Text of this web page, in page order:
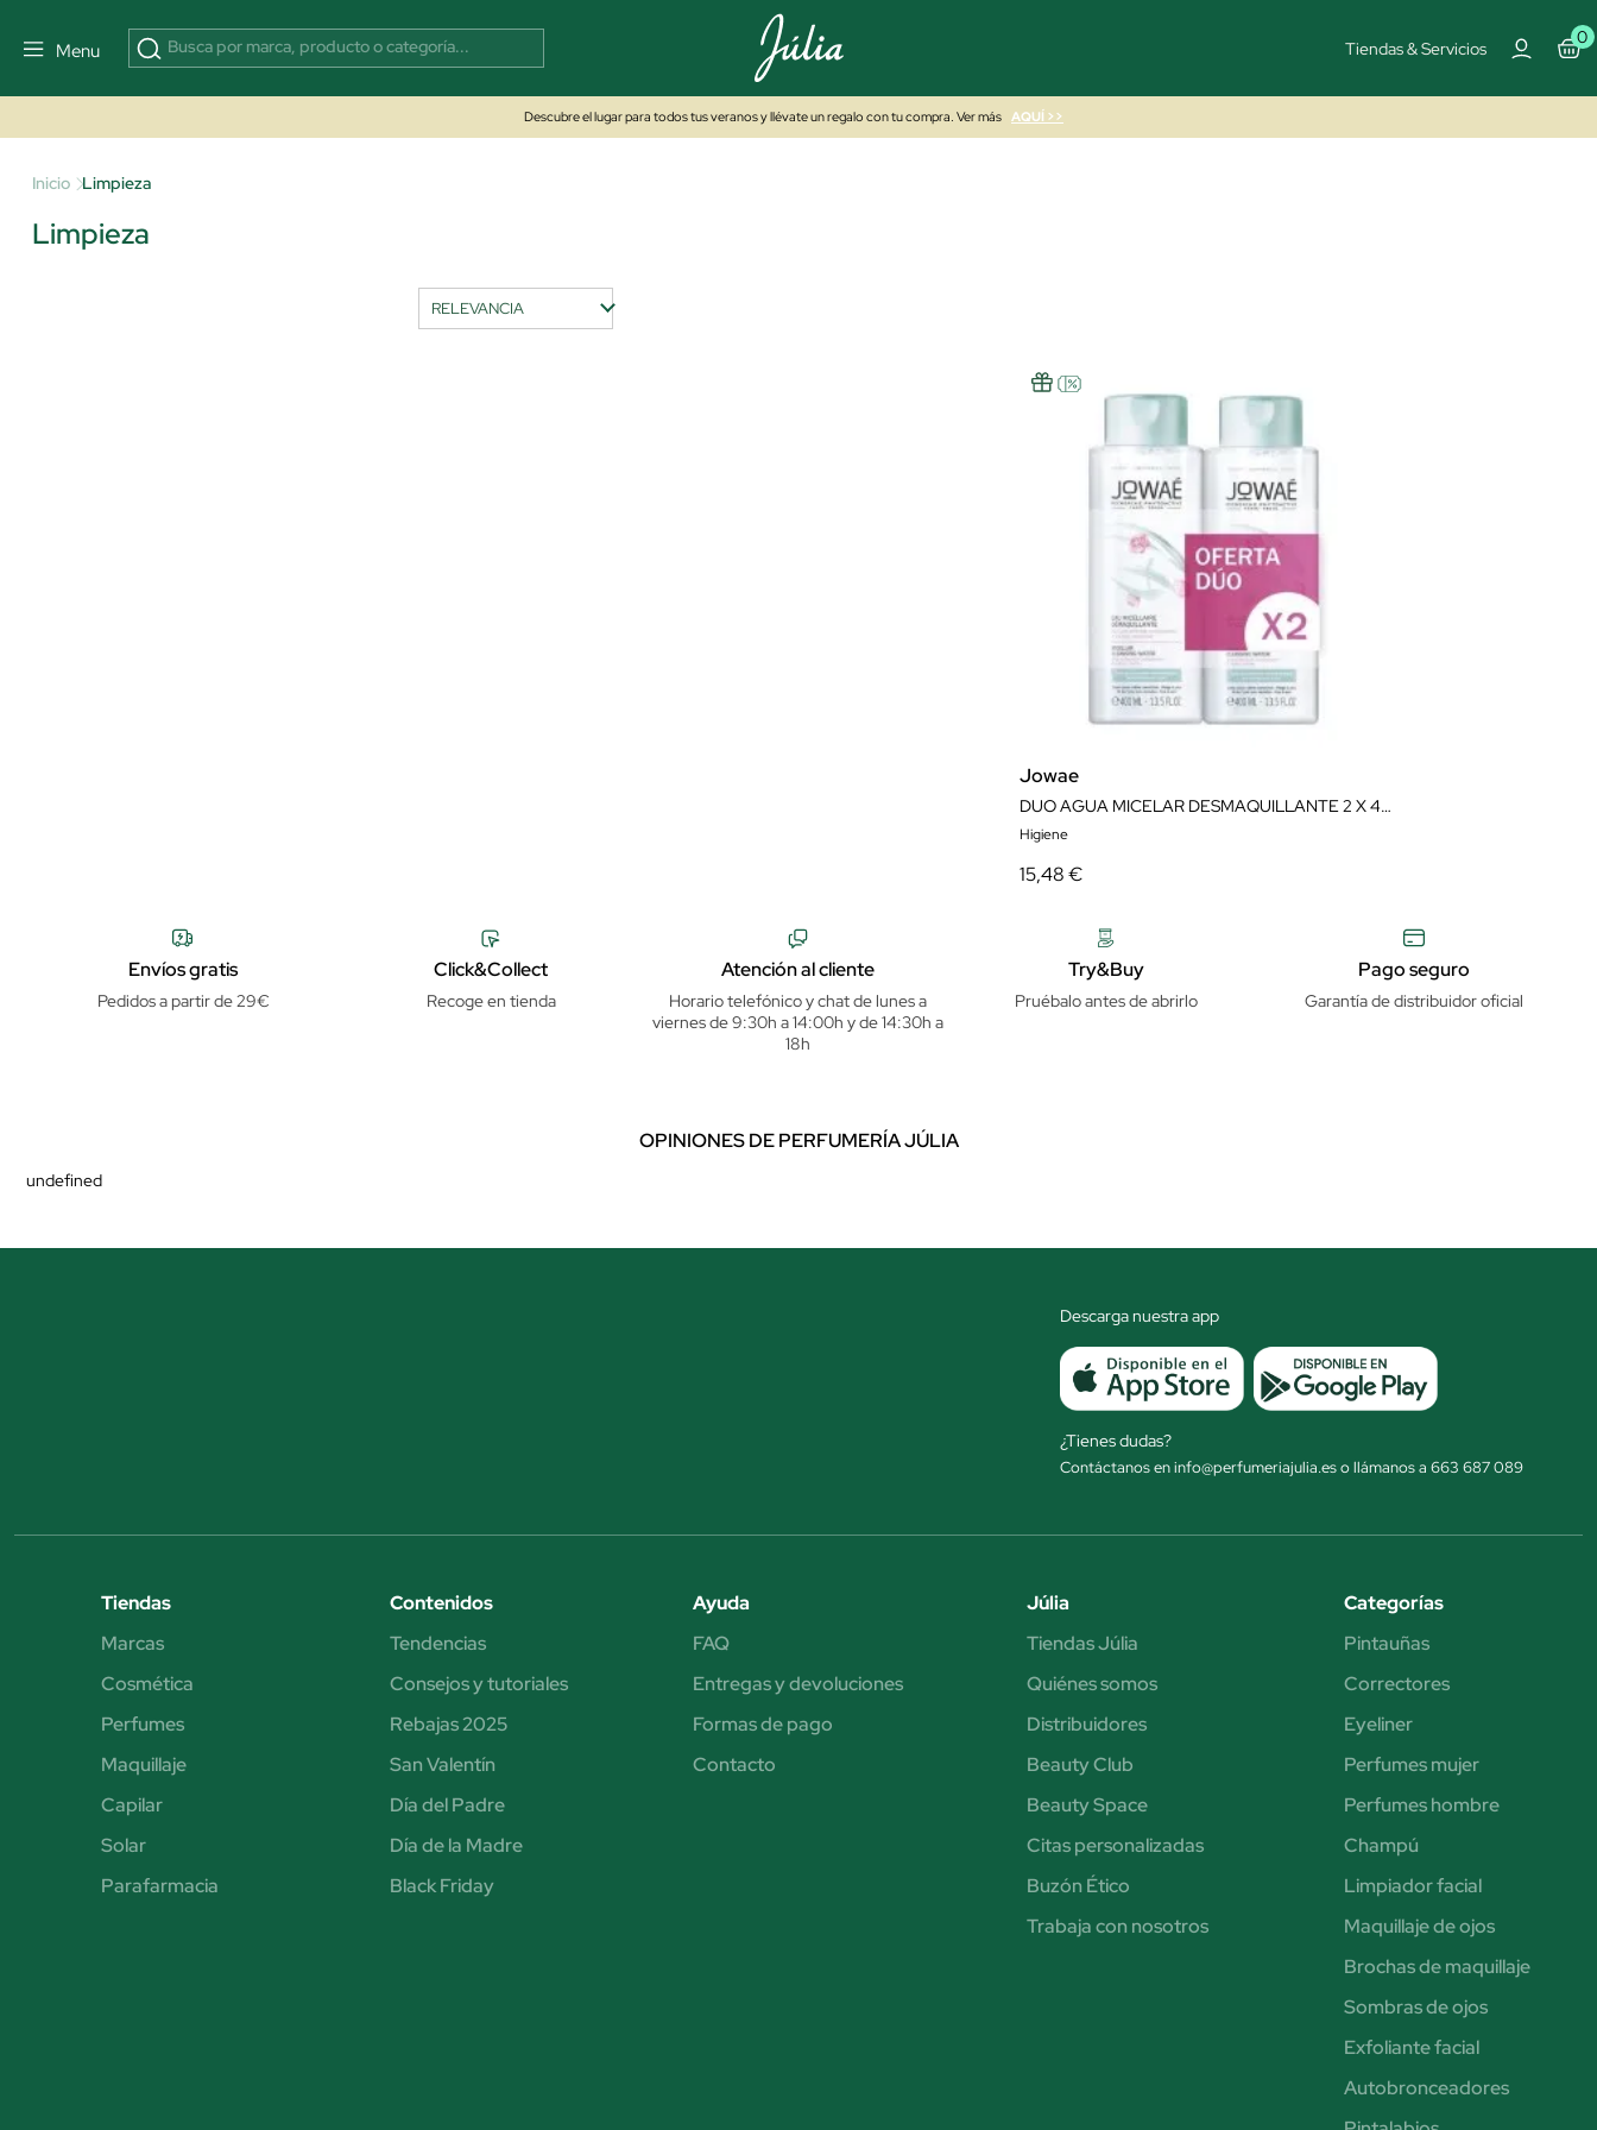
Menu Tiendas & Servicios
0
Descubre el lugar para todos tus veranos y llévate un regalo con tu compra. Ver más AQUÍ >>
Inicio Limpieza
Limpieza
Jowae
DUO AGUA MICELAR DESMAQUILLANTE 2 X 400ML
Higiene
15,48 €
Envíos gratis
Pedidos a partir de 29€
Click&Collect
Recoge en tienda
Atención al cliente
Horario telefónico y chat de lunes a
viernes de 9:30h a 14:00h y de 14:30h a
18h
Try&Buy
Pruébalo antes de abrirlo
Pago seguro
Garantía de distribuidor oficial
OPINIONES DE PERFUMERÍA JÚLIA
undefined
Descarga nuestra app
¿Tienes dudas?
Contáctanos en info@perfumeriajulia.es o llámanos a 663 687 089
Tiendas
Marcas
Cosmética
Perfumes
Maquillaje
Capilar
Solar
Parafarmacia
Contenidos
Tendencias
Consejos y tutoriales
Rebajas 2025
San Valentín
Día del Padre
Día de la Madre
Black Friday
Ayuda
FAQ
Entregas y devoluciones
Formas de pago
Contacto
Júlia
Tiendas Júlia
Quiénes somos
Distribuidores
Beauty Club
Beauty Space
Citas personalizadas
Buzón Ético
Trabaja con nosotros
Categorías
Pintauñas
Correctores
Eyeliner
Perfumes mujer
Perfumes hombre
Champú
Limpiador facial
Maquillaje de ojos
Brochas de maquillaje
Sombras de ojos
Exfoliante facial
Autobronceadores